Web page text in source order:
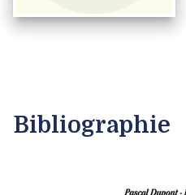
Bibliographie